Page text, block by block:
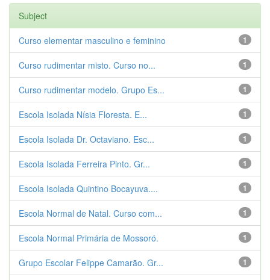
Subject
1
Curso elementar masculino e feminino
1
Curso rudimentar misto. Curso no...
1
Curso rudimentar modelo. Grupo Es...
1
Escola Isolada Nísia Floresta. E...
1
Escola Isolada Dr. Octaviano. Esc...
1
Escola Isolada Ferreira Pinto. Gr...
1
Escola Isolada Quintino Bocayuva....
1
Escola Normal de Natal. Curso com...
1
Escola Normal Primária de Mossoró.
1
Grupo Escolar Felippe Camarão. Gr...